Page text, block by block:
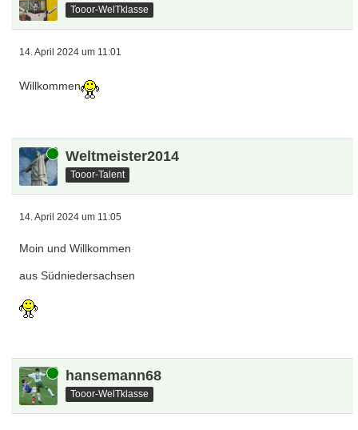
Tooor-WelTklasse
14. April 2024 um 11:01
Willkommen
Online Weltmeister2014
Tooor-Talent
14. April 2024 um 11:05
Moin und Willkommen
aus Südniedersachsen
Online hansemann68
Tooor-WelTklasse